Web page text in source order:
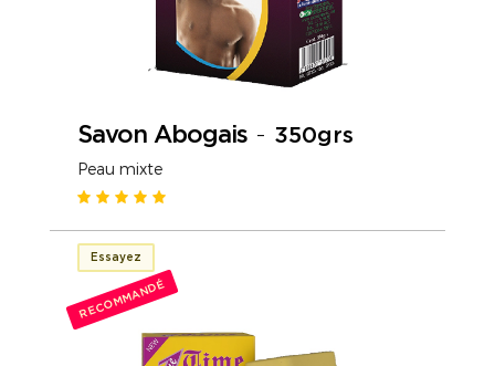
Savon Abogais- 350grs
Peau mixte
Essayez
RECOMMANDÉ